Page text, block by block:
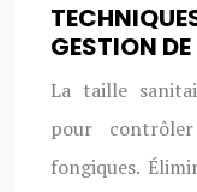
GESTION
La taille
pour
fongiques.